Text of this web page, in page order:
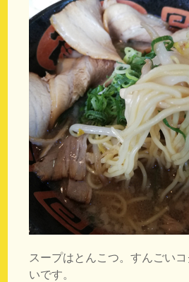
スープはとんこつ。すんごい
いです。